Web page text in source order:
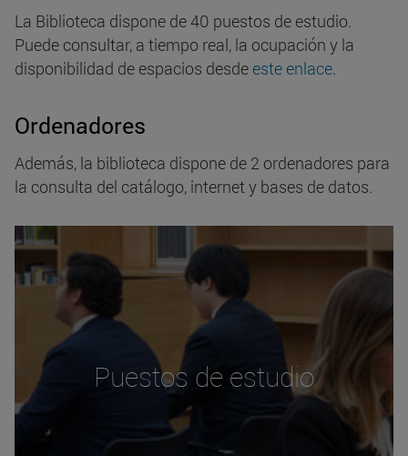
La Biblioteca dispone de 40 puestos de estudio.
Puede consultar, a tiempo real, la ocupación y la
disponibilidad de espacios desde este enlace.
Ordenadores
Además, la biblioteca dispone de 2 ordenadores para
la consulta del catálogo, internet y bases de datos.
Puestos de estudio